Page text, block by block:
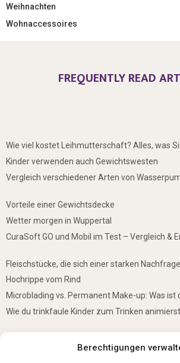
Berechtigungen
Weihnachten
Wohnaccessoires
FREQUENTLY READ
Wie viel kostet Leihmutterschaft? Alles, was
Kinder verwenden auch Gewichtswesten
Vergleich verschiedener Arten von
Vorteile einer Gewichtsdecke
Wetter morgen in Wuppertal
CuraSoft GO und Mobil im Test – Vergleich &
Fleischstücke, die sich einer starken
Hochrippe vom Rind
Microblading vs. Permanent Make-up: Was ist
Wie du trinkfaule Kinder zum Trinken animierst
5 Gründe, warum jedes Baby einen Mini-